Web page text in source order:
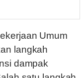
Umum
langkah
dampak